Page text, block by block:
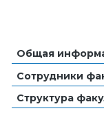
Общая
Сотрудники
Структура